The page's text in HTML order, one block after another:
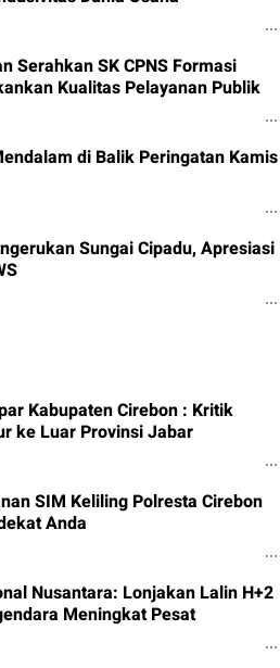
Serahkan SK CPNS Formasi
Kualitas Pelayanan Publik
di Balik Peringatan Kamis
Sungai Cipadu, Apresiasi
Kabupaten Cirebon : Kritik
ke Luar Provinsi Jabar
SIM Keliling Polresta Cirebon
Anda
Nusantara: Lonjakan Lalin H+2
Meningkat Pesat